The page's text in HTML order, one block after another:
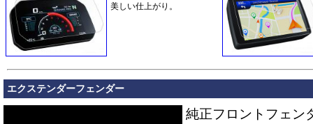
美しい仕上がり。
エクステンダーフェンダー
純正フロントフェン